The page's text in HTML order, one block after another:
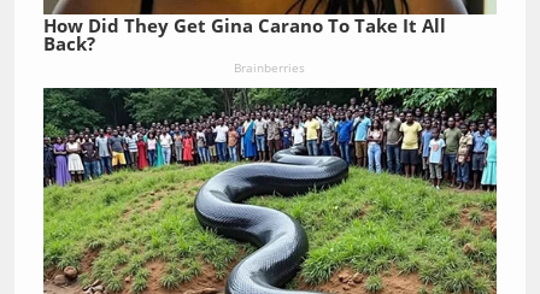
How Did They Get Gina Carano To Take It All
Back?
Brainberries